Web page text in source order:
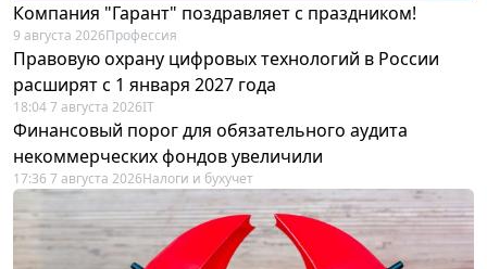
Компания "Гарант" поздравляет с праздником!
9 августа 2026Профессия
Правовую охрану цифровых технологий в России
расширят с 1 января 2027 года
18:04 7 августа 2026IT
Финансовый порог для обязательного аудита
некоммерческих фондов увеличили
17:36 7 августа 2026Налоги и бухучет